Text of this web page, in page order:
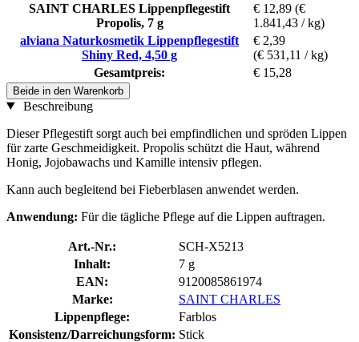
SAINT CHARLES Lippenpflegestift
Propolis, 7 g
€ 12,89 (€
1.841,43 / kg)
alviana Naturkosmetik Lippenpflegestift
Shiny Red, 4,50 g
€ 2,39
(€ 531,11 / kg)
Gesamtpreis:
€ 15,28
Beide in den Warenkorb
Beschreibung
Dieser Pflegestift sorgt auch bei empfindlichen und spröden Lippen
für zarte Geschmeidigkeit. Propolis schützt die Haut, während
Honig, Jojobawachs und Kamille intensiv pflegen.
Kann auch begleitend bei Fieberblasen anwendet werden.
Anwendung: Für die tägliche Pflege auf die Lippen auftragen.
Art.-Nr.:
SCH-X5213
Inhalt:
7 g
EAN:
9120085861974
Marke:
SAINT CHARLES
Lippenpflege:
Farblos
Konsistenz/Darreichungsform: Stick